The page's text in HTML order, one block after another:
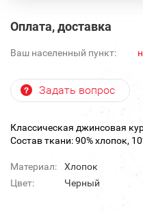
Оплата, доставка
Ваш населенный пункт:
Задать вопрос
Классическая джинсовая
Состав ткани: 90% хлопок,
Материал:
Хлопок
Цвет:
Черный